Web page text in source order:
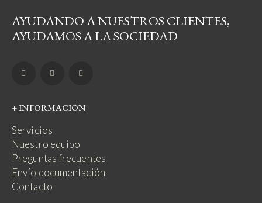
AYUDANDO A NUESTROS CLIENTES,
AYUDAMOS A LA SOCIEDAD
+ INFORMACIÓN
Servicios
Nuestro equipo
Preguntas frecuentes
Envío documentación
Contacto